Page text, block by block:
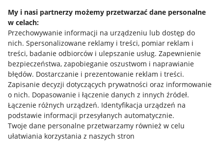
My i nasi partnerzy możemy przetwarzać dane personalne
w celach:
Przechowywanie informacji na urządzeniu lub dostęp do
nich. Spersonalizowane reklamy i treści, pomiar reklam i
treści, badanie odbiorców i ulepszanie usług. Zapewnienie
bezpieczeństwa, zapobieganie oszustwom i naprawianie
błędów. Dostarczanie i prezentowanie reklam i treści.
Zapisanie decyzji dotyczących prywatności oraz informowanie
o nich. Dopasowanie i łączenie danych z innych źródeł.
Łączenie różnych urządzeń. Identyfikacja urządzeń na
podstawie informacji przesyłanych automatycznie.
Twoje dane personalne przetwarzamy również w celu
ułatwiania korzystania z naszych stron
Allegro Gadane dla sprzedających
Allegro Gadane dla kupujących
Mapa miejscowości
Informacje prawne
Regulamin
Polityka plików "cookies"
Ustawienia plików "cookies"